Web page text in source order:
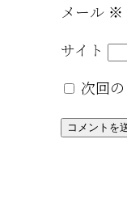
メール ※
サイト
次回